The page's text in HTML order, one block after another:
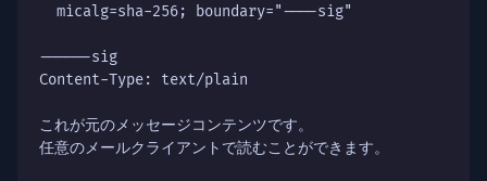
  micalg=sha-256; boundary="----sig"
------sig
Content-Type: text/plain
これが元のメッセージコンテンツです。
任意のメールクライアントで読むことができます。